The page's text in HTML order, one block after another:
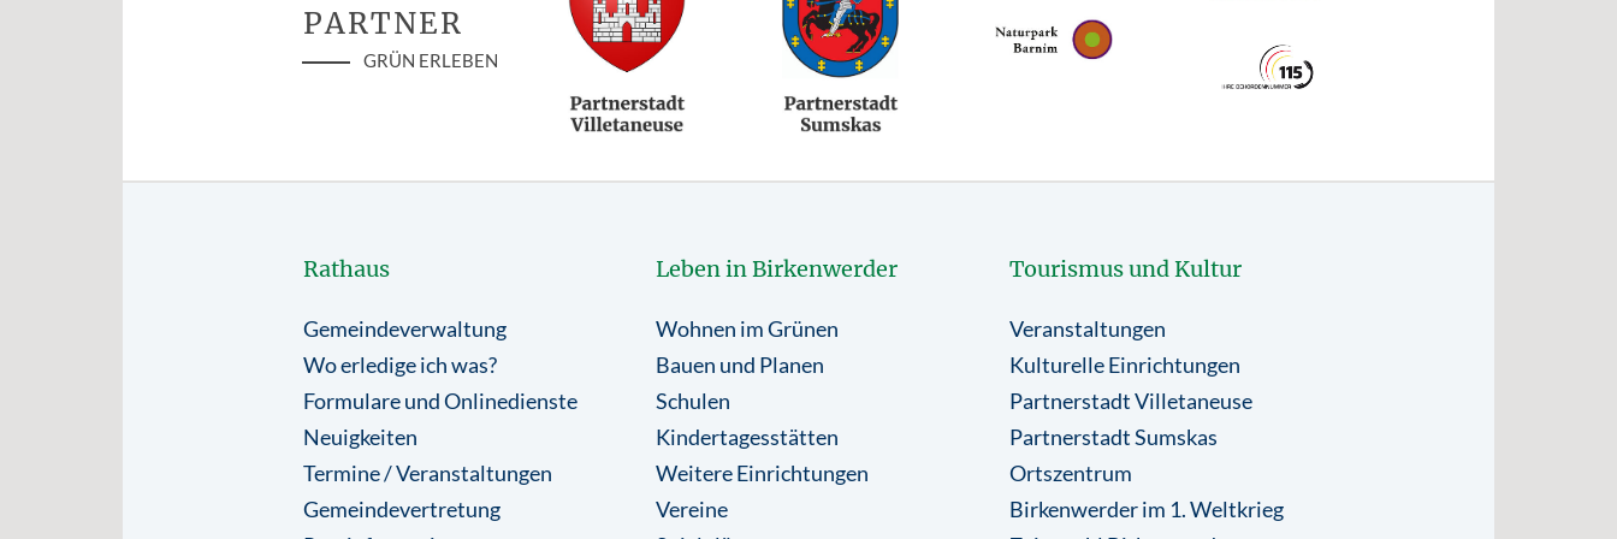
PARTNER
GRÜN ERLEBEN
Rathaus
Gemeindeverwaltung
Wo erledige ich was?
Formulare und Onlinedienste
Neuigkeiten
Termine / Veranstaltungen
Gemeindevertretung
Leben in Birkenwerder
Wohnen im Grünen
Bauen und Planen
Schulen
Kindertagesstätten
Weitere Einrichtungen
Vereine
Tourismus und Kultur
Veranstaltungen
Kulturelle Einrichtungen
Partnerstadt Villetaneuse
Partnerstadt Sumskas
Ortszentrum
Birkenwerder im 1. Weltkrieg